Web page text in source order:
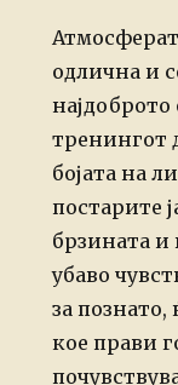
одлична и
најдоброто
тренингот
бојата на
постарите
брзината и
убаво
за
кое прави